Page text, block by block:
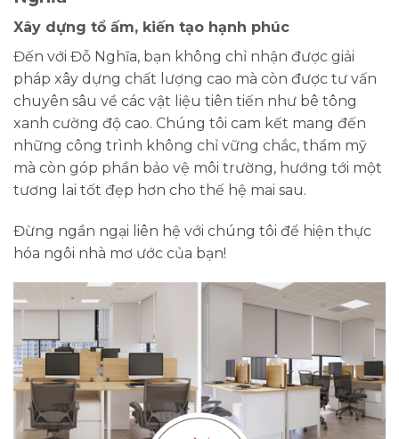
Xây dựng tổ ấm, kiến tạo hạnh phúc
Đến với Đỗ Nghĩa, bạn không chỉ nhận được giải
pháp xây dựng chất lượng cao mà còn được tư vấn
chuyên sâu về các vật liệu tiên tiến như bê tông
xanh cường độ cao. Chúng tôi cam kết mang đến
những công trình không chỉ vững chắc, thẩm mỹ
mà còn góp phần bảo vệ môi trường, hướng tới một
tương lai tốt đẹp hơn cho thế hệ mai sau.
Đừng ngần ngại liên hệ với chúng tôi để hiện thực
hóa ngôi nhà mơ ước của bạn!